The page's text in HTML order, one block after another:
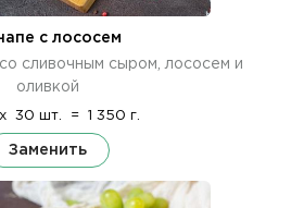
с лососем
сливочным сыром, лососем и
оливкой
x 30 шт. = 1 350 г.
Заменить